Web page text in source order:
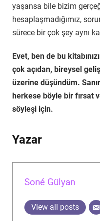
yaşansa bile bizim
hesaplaşmadığımız,
sürece bir çok şey aynı
Evet, ben de bu
çok açıdan, bireysel
üzerine düşündüm.
herkese böyle bir fırsat
söyleşi için.
Yazar
Soné Gülyan
View all posts